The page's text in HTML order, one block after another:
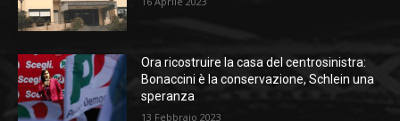
Ora ricostruire la casa del centrosinistra:
Bonaccini è la conservazione, Schlein una
speranza
13 Febbraio 2023